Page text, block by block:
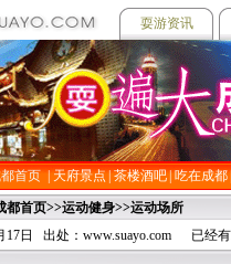
耍游资讯
首页 | 天府景点 | 茶楼酒吧 | 吃在成都
都首页>>运动健身>>运动场所
17日 出处：www.suayo.com 已经有